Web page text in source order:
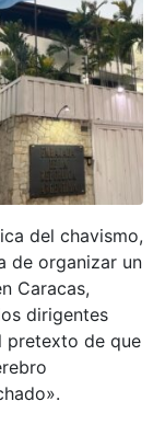
del chavismo,
de organizar un
Caracas,
dirigentes
pretexto de que